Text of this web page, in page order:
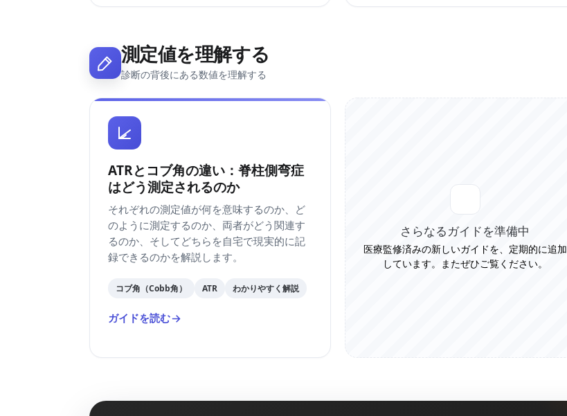
測定値を理解する
診断の背後にある数値を理解する
ATRとコブ角の違い：脊柱側弯症
はどう測定されるのか
それぞれの測定値が何を意味するのか、ど
のように測定するのか、両者がどう関連す
るのか、そしてどちらを自宅で現実的に記
録できるのかを解説します。
コブ角（Cobb角） ATR わかりやすく解説
ガイドを読む
さらなるガイドを準備中
医療監修済みの新しいガイドを、定期的に追加
しています。またぜひご覧ください。